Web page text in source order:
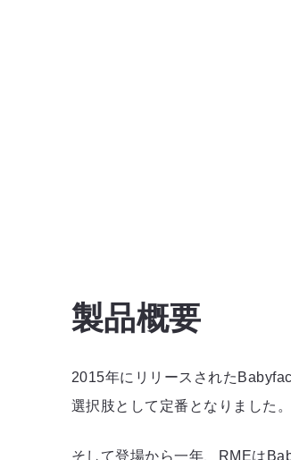
製品概要
2015年にリリースされた
選択肢として定番となりました。
そして登場から一年、RMEは